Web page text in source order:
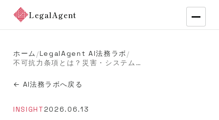
LegalAgent
ホーム /LegalAgent AI法務ラボ /
不可抗力条項とは？災害・システム障害・感染症で契約責任をどう整理するか
← AI法務ラボへ戻る
INSIGHT2026.06.13